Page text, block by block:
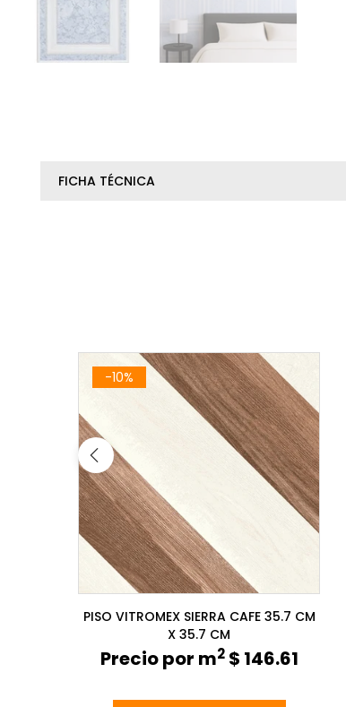
FICHA TÉCNICA
-10%
PISO VITROMEX SIERRA CAFE 35.7 CM
X 35.7 CM
Precio por m2$ 146.61